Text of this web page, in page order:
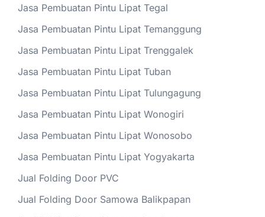
Jasa Pembuatan Pintu Lipat Tegal
Jasa Pembuatan Pintu Lipat Temanggung
Jasa Pembuatan Pintu Lipat Trenggalek
Jasa Pembuatan Pintu Lipat Tuban
Jasa Pembuatan Pintu Lipat Tulungagung
Jasa Pembuatan Pintu Lipat Wonogiri
Jasa Pembuatan Pintu Lipat Wonosobo
Jasa Pembuatan Pintu Lipat Yogyakarta
Jual Folding Door PVC
Jual Folding Door Samowa Balikpapan